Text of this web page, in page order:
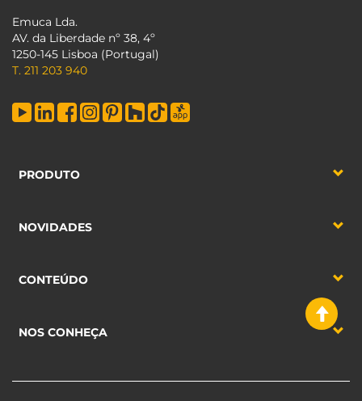
Emuca Lda.
AV. da Liberdade nº 38, 4º
1250-145 Lisboa (Portugal)
T. 211 203 940
PRODUTO
NOVIDADES
CONTEÚDO
NOS CONHEÇA